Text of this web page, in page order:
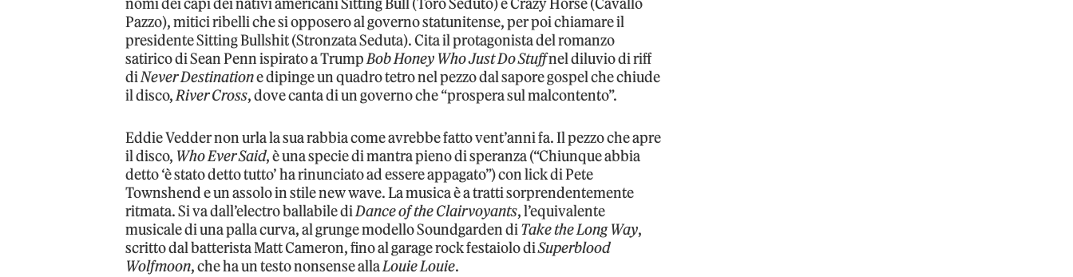
Pazzo), mitici ribelli che si opposero al governo statunitense, per poi chiamare il
presidente Sitting Bullshit (Stronzata Seduta). Cita il protagonista del romanzo
satirico di Sean Penn ispirato a TrumpBob Honey Who Just Do Stuffnel diluvio di riff
diNever Destinatione dipinge un quadro tetro nel pezzo dal sapore gospel che chiude
il disco,River Cross, dove canta di un governo che “prospera sul malcontento”.
Eddie Vedder non urla la sua rabbia come avrebbe fatto vent’anni fa. Il pezzo che apre
il disco, Who Ever Said, è una specie di mantra pieno di speranza (“Chiunque abbia
detto ‘è stato detto tutto’ ha rinunciato ad essere appagato”) con lick di Pete
Townshend e un assolo in stile new wave. La musica è a tratti sorprendentemente
ritmata. Si va dall’electro ballabile diDance of the Clairvoyants, l’equivalente
musicale di una palla curva, al grunge modello Soundgarden diTake the Long Way,
scritto dal batterista Matt Cameron, fino al garage rock festaiolo diSuperblood
Wolfmoon, che ha un testo nonsense allaLouie Louie.